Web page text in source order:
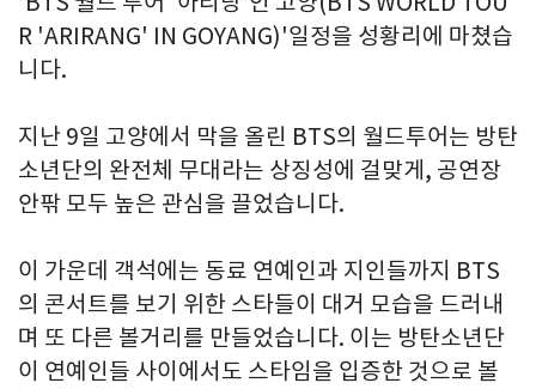
R 'ARIRANG' IN GOYANG)'일정을 성황리에 마쳤습
니다.
지난 9일 고양에서 막을 올린 BTS의 월드투어는 방탄
소년단의 완전체 무대라는 상징성에 걸맞게, 공연장
안팎 모두 높은 관심을 끌었습니다.
이 가운데 객석에는 동료 연예인과 지인들까지 BTS
의 콘서트를 보기 위한 스타들이 대거 모습을 드러내
며 또 다른 볼거리를 만들었습니다. 이는 방탄소년단
이 연예인들 사이에서도 스타임을 입증한 것으로 볼